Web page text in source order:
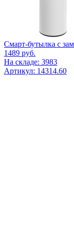
Смарт-бутылка с
1489 руб.
На складе: 3983
Артикул: 14314.60